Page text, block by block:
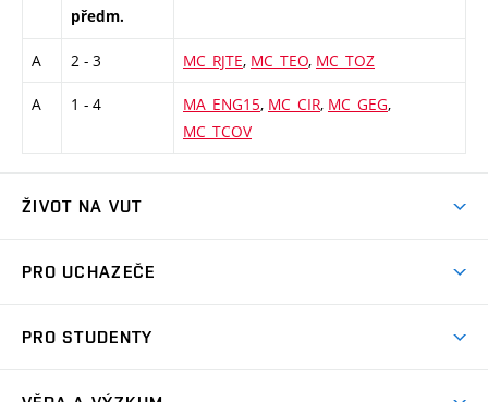
předm.
A 2 - 3 MC_RJTE, MC_TEO, MC_TOZ
A 1 - 4 MA_ENG15, MC_CIR, MC_GEG,
MC_TCOV
ŽIVOT NA VUT
Koleje
PRO UCHAZEČE
Dny otevřených dveří
PRO STUDENTY